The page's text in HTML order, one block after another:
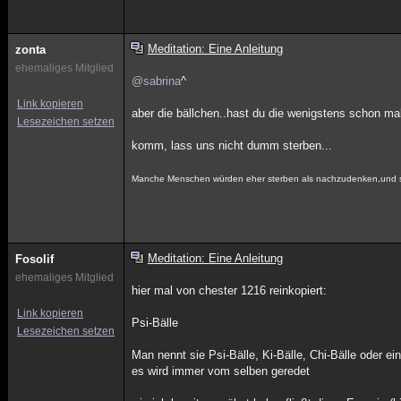
zonta
ehemaliges Mitglied
Link kopieren
Lesezeichen setzen
Meditation: Eine Anleitung
@sabrina^
aber die bällchen..hast du die wenigstens schon
komm, lass uns nicht dumm sterben...
Manche Menschen würden eher sterben als nachzudenken,und
Fosolif
ehemaliges Mitglied
Link kopieren
Lesezeichen setzen
Meditation: Eine Anleitung
hier mal von chester 1216 reinkopiert:
Psi-Bälle
Man nennt sie Psi-Bälle, Ki-Bälle, Chi-Bälle oder
es wird immer vom selben geredet